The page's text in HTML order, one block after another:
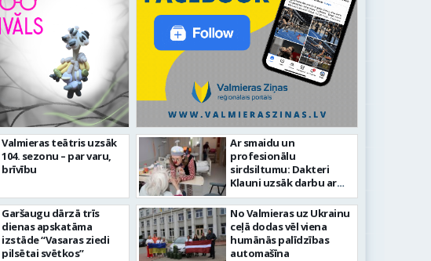
notikumiem
743. dzimšanas diena
Valmieras teātris uzsāk
104. sezonu – par varu,
brīvību
Garšaugu dārzā trīs
dienas apskatāma
izstāde “Vasaras ziedi
pilsētai svētkos”
Ar smaidu un
profesionālu
sirdsiltumu: Dakteri
Klauni uzsāk darbu ar
senioriem Vidzemes
slimnīcā
No Valmieras uz Ukrainu
ceļā dodas vēl viena
humānās palīdzības
automašīna